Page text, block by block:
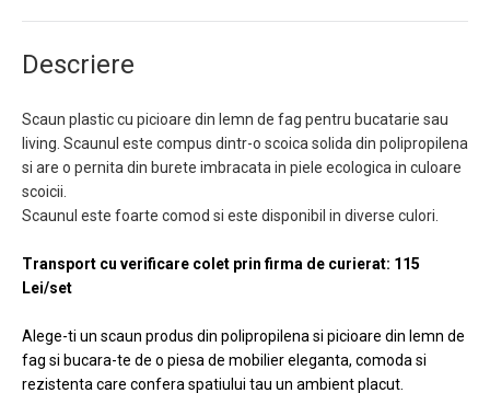
Descriere
Scaun plastic cu picioare din lemn de fag pentru bucatarie sau
living. Scaunul este compus dintr-o scoica solida din polipropilena
si are o pernita din burete imbracata in piele ecologica in culoare
scoicii.
Scaunul este foarte comod si este disponibil in diverse culori.
Transport cu verificare colet prin firma de curierat: 115
Lei/set
Alege-ti un scaun produs din polipropilena si picioare din lemn de
fag si bucara-te de o piesa de mobilier eleganta, comoda si
rezistenta care confera spatiului tau un ambient placut.